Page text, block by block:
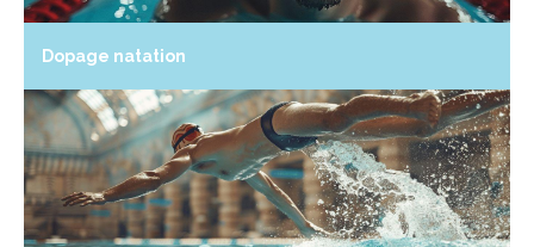
Dopage natation